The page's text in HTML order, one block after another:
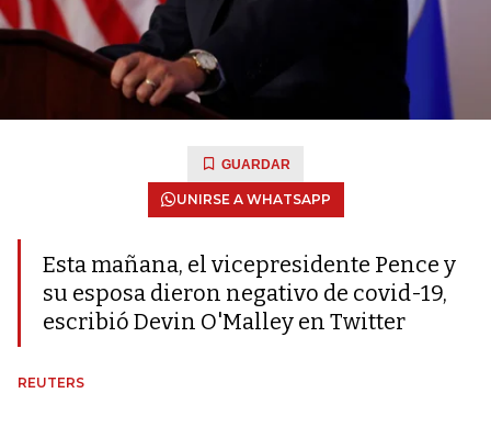
GUARDAR
UNIRSE A WHATSAPP
Esta mañana, el vicepresidente Pence y
su esposa dieron negativo de covid-19,
escribió Devin O'Malley en Twitter
REUTERS